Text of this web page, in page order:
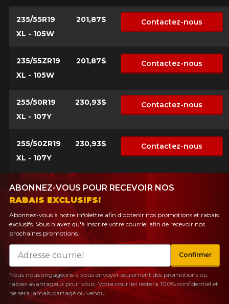
235/55R19
XL - 105W
201,87$ Contactez-nous
235/55ZR19
XL - 105W
201,87$ Contactez-nous
255/50R19
XL - 107Y
230,93$ Contactez-nous
255/50ZR19
XL - 107Y
230,93$ Contactez-nous
ABONNEZ-VOUS POUR RECEVOIR NOS
RABAIS EXCLUSIFS!
Abonnez-vous à notre infolettre afin d'obtenir nos promotions et rabais
exclusifs. Vous n'avez qu'à inscrire votre courriel afin de recevoir nos
prochaines promotions.
Courriel
Confirmer
Nous nous engageons à vous envoyer seulement des promotions ou
rabais avantageux pour vous. Votre courriel restera 100% confidentiel et
ne sera jamais partagé ou vendu.